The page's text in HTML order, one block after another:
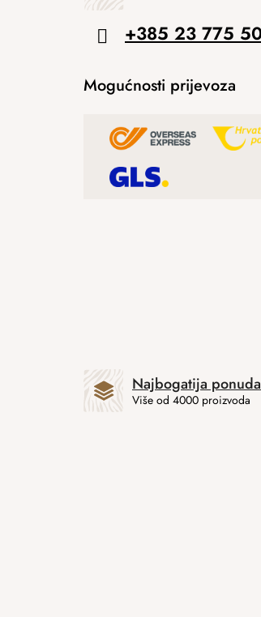
+385 23 775
Mogućnosti prijevoza
Najbogatija ponuda
Više od 4000 proizvoda